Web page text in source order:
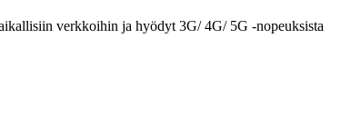
verkkoihin ja hyödyt 3G/ 4G/ 5G -nopeuksista